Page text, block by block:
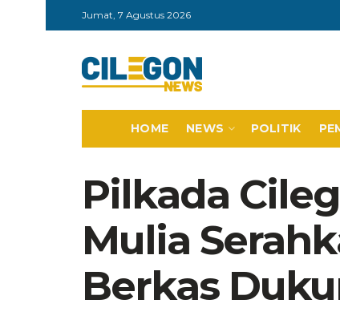
Jumat, 7 Agustus 2026
HOME NEWS POLITIK
Pilkada
Mulia
Berkas